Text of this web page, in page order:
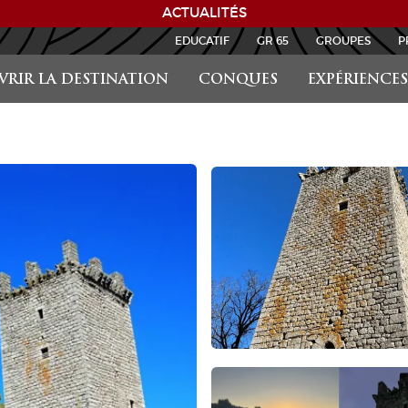
ACTUALITÉS
LA DESTINATION CONQUES EXPÉRIENCES
EDUCATIF GR 65 GROUPES